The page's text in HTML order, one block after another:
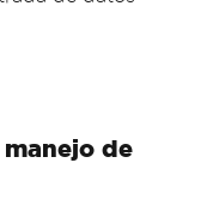
de